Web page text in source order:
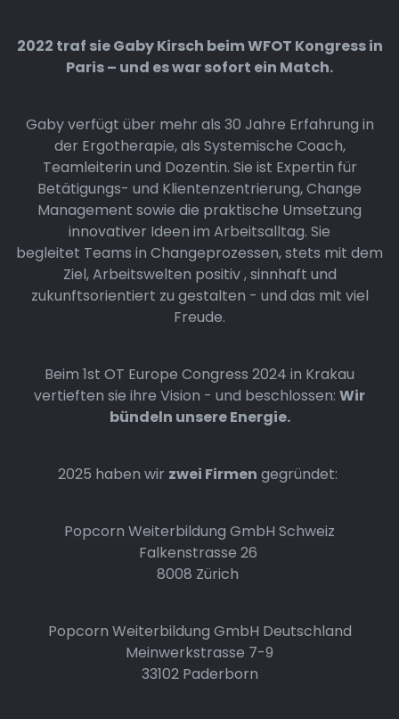
2022 traf sie Gaby Kirsch beim WFOT Kongress in
Paris – und es war sofort ein Match.
Gaby verfügt über mehr als 30 Jahre Erfahrung in
der Ergotherapie, als Systemische Coach,
Teamleiterin und Dozentin. Sie ist Expertin für
Betätigungs- und Klientenzentrierung, Change
Management sowie die praktische Umsetzung
innovativer Ideen im Arbeitsalltag. Sie
begleitet Teams in Changeprozessen, stets mit dem
Ziel, Arbeitswelten positiv , sinnhaft und
zukunftsorientiert zu gestalten - und das mit viel
Freude.
Beim 1st OT Europe Congress 2024 in Krakau
vertieften sie ihre Vision - und beschlossen: Wir
bündeln unsere Energie.
2025 haben wir zwei Firmen gegründet:
Popcorn Weiterbildung GmbH Schweiz
Falkenstrasse 26
8008 Zürich
Popcorn Weiterbildung GmbH Deutschland
Meinwerkstrasse 7-9
33102 Paderborn